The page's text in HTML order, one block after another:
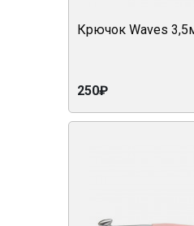
Крючок Waves
250₽